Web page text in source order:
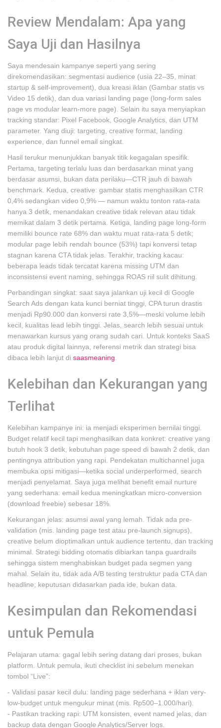
Review Mendalam: Apa yang
Saya Uji dan Hasilnya
Saya mendesain kampanye seperti yang sering
direkomendasikan: segmentasi audience (usia 22–35, minat
startup & self-improvement), dua kreasi iklan (Gambar statis vs
Video 15 detik), dan dua variasi landing page (long-form sales
page vs modular learn-more page). Selain itu saya menyiapkan
tracking standar: Pixel Facebook, Google Analytics, dan UTM
parameter. Yang diuji: targeting, creative format, landing
experience, dan funnel email singkat.
Hasil terukur menunjukkan banyak titik kegagalan spesifik.
Pertama, targeting terlalu luas dan berdasarkan minat yang
berdasar asumsi, bukan data perilaku—CTR jauh di bawah
benchmark. Kedua, creative: gambar statis menghasilkan CTR
0,4% sedangkan video 0,9% — namun waktu tonton rata-rata
hanya 3 detik, menandakan creative tidak relevan atau tidak
memikat dalam 3 detik pertama. Ketiga, landing page long-form
memiliki bounce rate 68% dan waktu muat rata-rata 5 detik;
modular page lebih rendah bounce (53%) tapi konversi tetap
stagnan karena CTA tidak jelas. Terakhir, tracking kacau:
beberapa leads tidak tercatat karena missing UTM dan
inconsistensi event naming, sehingga ROAS riil sulit dihitung.
Perbandingan singkat: saat saya jalankan uji kecil di Google
Search Ads dengan kata kunci berniat tinggi, CPA turun drastis
menjadi Rp90.000 dan konversi rate 3,5%—meski volume lebih
kecil, kualitas lead lebih tinggi. Jelas, search lebih sesuai untuk
menawarkan kursus yang orang sudah cari. Untuk konteks SaaS
atau produk digital lainnya, referensi metrik dan strategi bisa
dibaca lebih lanjut di saasmeaning
Kelebihan dan Kekurangan yang
Terlihat
Kelebihan kampanye ini: ia menjadi eksperimen bernilai tinggi.
Budget relatif kecil tapi menghasilkan data konkret: creative yang
butuh hook 3 detik, kebutuhan page speed di bawah 2 detik, dan
pentingnya attribution yang rapi. Pendekatan multichannel juga
membuka opsi mitigasi—ketika social underperformed, search
menjadi penyelamat. Saya juga melihat benefit email nurture
yang sederhana: email kedua meningkatkan micro-conversion
(download freebie) sebesar 18%.
Kekurangan jelas: asumsi awal yang lemah. Tidak ada pre-
validation (mis. landing page test atau pre-launch signups),
creative belum dioptimalkan untuk audience tertentu, dan tracking
minimal. Strategi bidding otomatis dibiarkan tanpa guardrails
sehingga sistem menghabiskan budget pada segmen yang
mahal. Selain itu, tidak ada A/B testing terstruktur pada CTA dan
headline; keputusan didasarkan pada ide, bukan data.
Kesimpulan dan Rekomendasi
untuk Pemula
Pelajaran utama: gagal lebih sering datang dari proses, bukan
platform. Untuk pemula, ikuti checklist ini sebelum menekan
tombol “Live”:
- Validasi pasar kecil dulu: landing page sederhana + iklan very-
low-budget untuk mengukur minat (mis. Rp500–1.000/hari).
- Pastikan tracking rapi: UTM konsisten, event named jelas, dan
backup data dengan Google Analytics/Server logs.